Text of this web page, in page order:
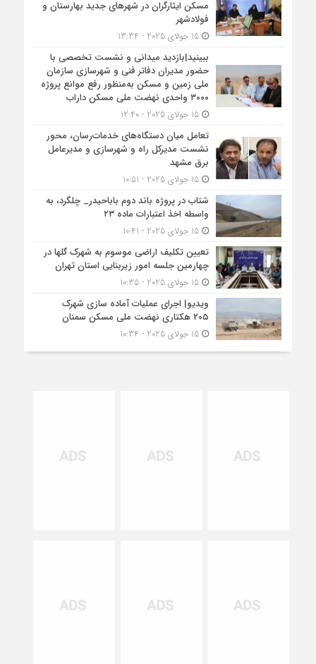
مسکن ایثارگران در شهرهای جدید بهارستان و
فولادشهر
15 جولای 2025 - 13:34
ببینید|بازدید میدانی و نشست تخصصی با
حضور مدیران دفاتر فنی و شهرسازی سازمان
ملی زمین و مسکن به‌منظور رفع موانع پروژه
۳۰۰۰ واحدی نهضت ملی مسکن داراب
15 جولای 2025 - 12:40
تعامل میان دستگاه‌های خدمات‌رسان، محور
نشست مدیرکل راه و شهرسازی و مدیرعامل
برق مشهد
15 جولای 2025 - 10:51
شتاب در پروژه باند دوم باباحیدر_ چلگرد، به
واسطه اخذ اعتبارات ماده ۲۳
15 جولای 2025 - 10:41
تعیین تکلیف اراضی موسوم به شهرک گلها در
چهارمین جلسه امور زیربنایی استان تهران
15 جولای 2025 - 10:35
ویدیو| اجرای عملیات آماده سازی شهرک
۲۰۵ هکتاری نهضت ملی مسکن سمنان
15 جولای 2025 - 10:34